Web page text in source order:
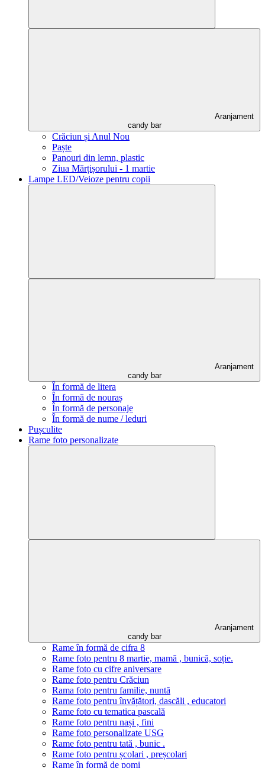
Aranjament
candy bar
Crăciun și Anul Nou
Paște
Panouri din lemn, plastic
Ziua Mărțișorului - 1 martie
Lampe LED/Veioze pentru copii
Aranjament
candy bar
În formă de litera
În formă de nouraș
În formă de personaje
În formă de nume / leduri
Pușculite
Rame foto personalizate
Aranjament
candy bar
Rame în formă de cifra 8
Rame foto pentru 8 martie, mamă , bunică, soție.
Rame foto cu cifre aniversare
Rame foto pentru Crăciun
Rama foto pentru familie, nuntă
Rame foto pentru învățători, dascăli , educatori
Rame foto cu tematica pascală
Rame foto pentru nași , fini
Rame foto personalizate USG
Rame foto pentru tată , bunic .
Rame foto pentru școlari , preșcolari
Rame în formă de pomi